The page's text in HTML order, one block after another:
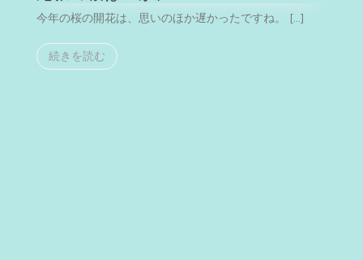
今年の桜の開花は、思いのほか遅かったですね。 […]
続きを読む